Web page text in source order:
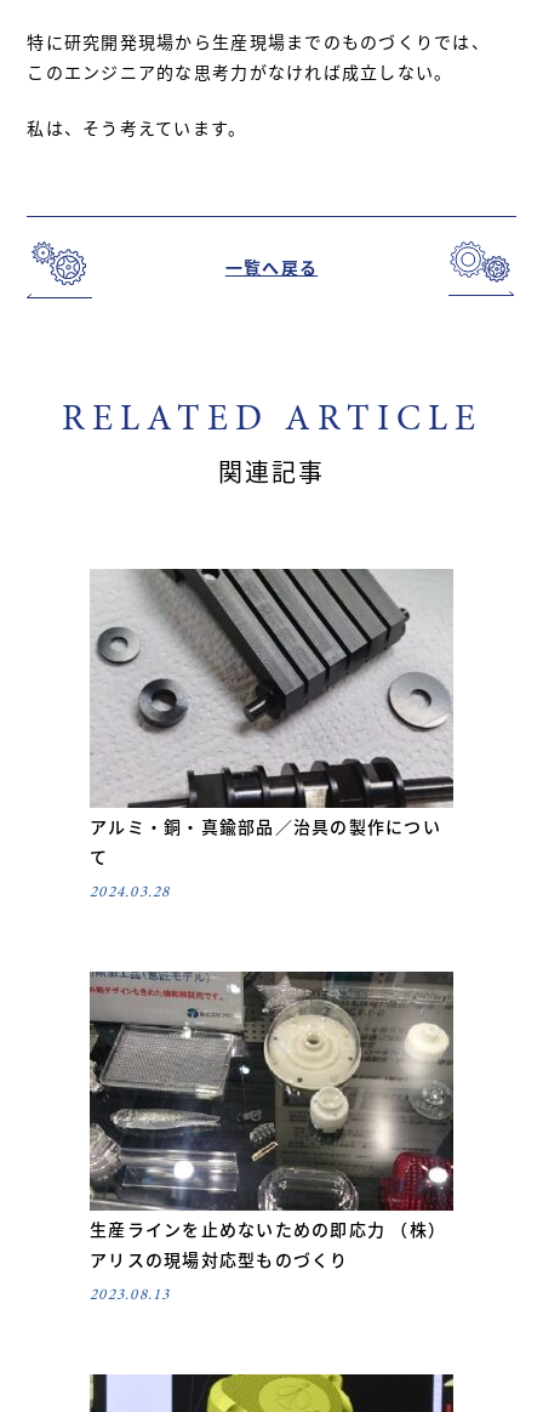
特に研究開発現場から生産現場までのものづくりでは、
このエンジニア的な思考力がなければ成立しない。
私は、そう考えています。
一覧へ戻る
RELATED ARTICLE
関連記事
アルミ・銅・真鍮部品／治具の製作につい
て
2024.03.28
生産ラインを止めないための即応力 （株）
アリスの現場対応型ものづくり
2023.08.13